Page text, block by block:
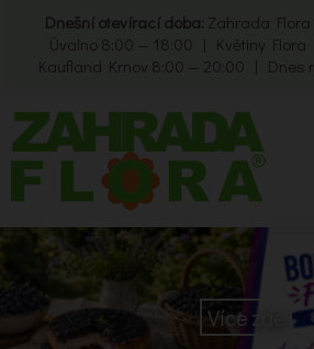
Dnešní otevírací doba: Zahrada Flora
Úvalno 8:00 — 18:00 | Květiny Flora
Kaufland Krnov 8:00 — 20:00 | Dnes
Více zde